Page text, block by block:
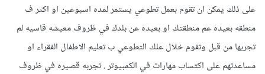
على ذلك يمكن ان تقوم بعمل تطوعي يستمر لمده اسبوعين او اكثر ف
منطقه بعيده عم منطقتك او بعيده عن بلدك في ظروف معيشه قاسيه لم
تجربها من قبل وتقوم خلال علك التطوعي ب تعليم الاطفال الفقراء او
مساعدتهم على اكتساب مهارات في الكمبيوتر . تجربه قصيره في ظروف